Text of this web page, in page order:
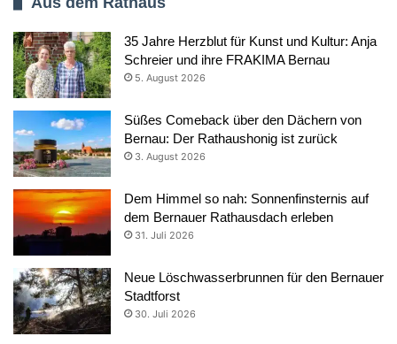
35 Jahre Herzblut für Kunst und Kultur: Anja
Schreier und ihre FRAKIMA Bernau
5. August 2026
Süßes Comeback über den Dächern von
Bernau: Der Rathaushonig ist zurück
3. August 2026
Dem Himmel so nah: Sonnenfinsternis auf
dem Bernauer Rathausdach erleben
31. Juli 2026
Neue Löschwasserbrunnen für den Bernauer
Stadtforst
30. Juli 2026